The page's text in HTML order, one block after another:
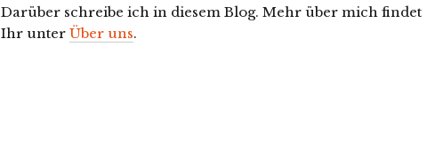
Darüber schreibe ich in diesem Blog. Mehr über mich findet
Ihr unter Über uns.